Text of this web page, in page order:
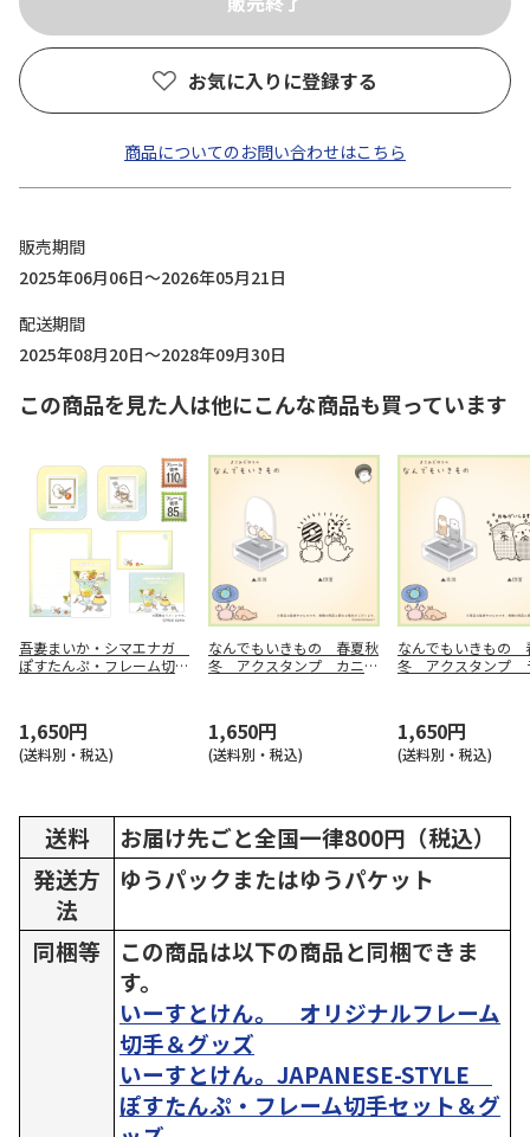
お気に入りに登録する
商品についてのお問い合わせはこちら
販売期間
2025年06月06日～2026年05月21日
配送期間
2025年08月20日～2028年09月30日
この商品を見た人は他にこんな商品も買っています
吾妻まいか・シマエナガ
ぽすたんぷ・フレーム切手
1,650円
(送料別・税込)
なんでもいきもの 春夏秋
冬 アクスタンプ カニと
1,650円
(送料別・税込)
なんでもいきもの
冬 アクスタンプ
1,650円
(送料別・税込)
送料
お届け先ごと全国一律800円（税込）
発送方
法
ゆうパックまたはゆうパケット
同梱等
この商品は以下の商品と同梱できま
す。
いーすとけん。 オリジナルフレーム
切手＆グッズ
いーすとけん。JAPANESE-STYLE
ぽすたんぷ・フレーム切手セット＆グ